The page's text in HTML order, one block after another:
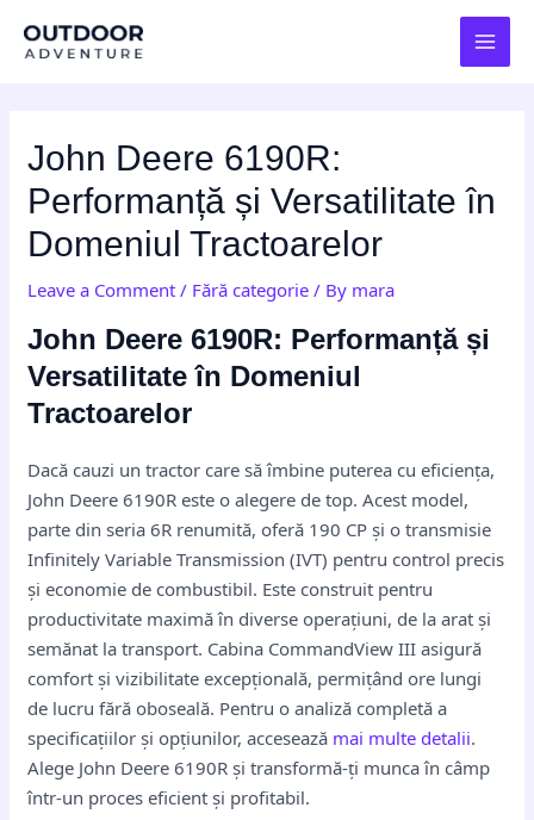
John Deere 6190R:
Performanță și Versatilitate în
Domeniul Tractoarelor
Leave a Comment / Fără categorie / By mara
John Deere 6190R: Performanță și
Versatilitate în Domeniul
Tractoarelor
Dacă cauzi un tractor care să îmbine puterea cu eficiența,
John Deere 6190R este o alegere de top. Acest model,
parte din seria 6R renumită, oferă 190 CP și o transmisie
Infinitely Variable Transmission (IVT) pentru control precis
și economie de combustibil. Este construit pentru
productivitate maximă în diverse operațiuni, de la arat și
semănat la transport. Cabina CommandView III asigură
comfort și vizibilitate excepțională, permițând ore lungi
de lucru fără oboseală. Pentru o analiză completă a
specificațiilor și opțiunilor, accesează mai multe detalii.
Alege John Deere 6190R și transformă-ți munca în câmp
într-un proces eficient și profitabil.
navigation